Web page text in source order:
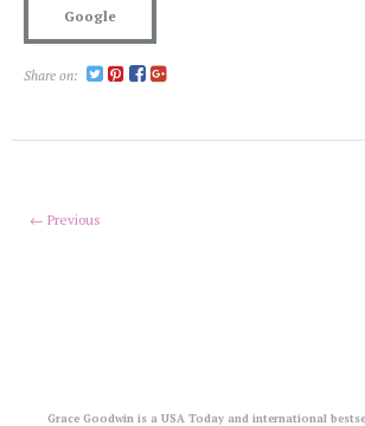
Google
Share on:
← Previous
Grace Goodwin is a USA Today and international